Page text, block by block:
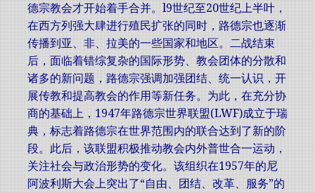
德宗教会才开始着手合并。l9世纪至20世纪上半叶，
在西方列强大肆进行殖民扩张的同时，路德宗也逐渐
传播到亚、非、拉美的一些国家和地区。二战结束
后，面临着错综复杂的国际形势、教会团体的分散和
诸多的新问题，路德宗强调加强团结、统一认识，开
展传教和提高教会的作用等新任务。为此，在充分协
商的基础上，1947年路德宗世界联盟(LWF)成立于瑞
典，标志着路德宗在世界范围内的联合达到了新的阶
段。此后，该联盟积极推动教会内外普世合一运动，
关注社会与政治形势的变化。该组织在1957年的尼
阿波利斯大会上突出了“自由、团结、改革、服务”的